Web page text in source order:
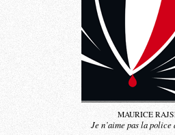
MAURICE
Je n’aime pas la police